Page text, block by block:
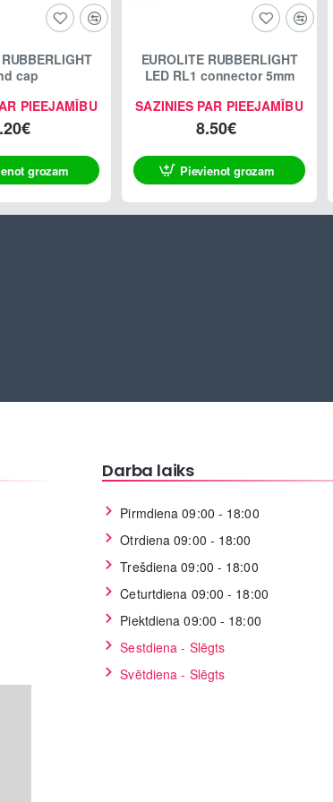
PIEEJAMĪBU
cap
grozam
SAZINIES PAR PIEEJAMĪBU
EUROLITE RUBBERLIGHT
LED RL1 connector 5mm
8.50€
Pievienot grozam
Darba laiks
Pirmdiena 09:00 - 18:00
Otrdiena 09:00 - 18:00
Trešdiena 09:00 - 18:00
Ceturtdiena 09:00 - 18:00
Piektdiena 09:00 - 18:00
Sestdiena - Slēgts
Svētdiena - Slēgts